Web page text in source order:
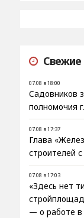
Свежие
07.08 в 18:00
Садовников
полномочия
07.08 в 17:37
Глава
строителей
07.08 в 17:03
«Здесь нет
— о работе в